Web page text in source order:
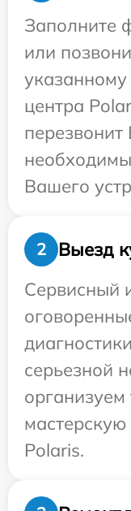
Заполните
или
указанному
центра
Вашего
2
Выезд
Сервисный
серьезной
организуем
Polaris.